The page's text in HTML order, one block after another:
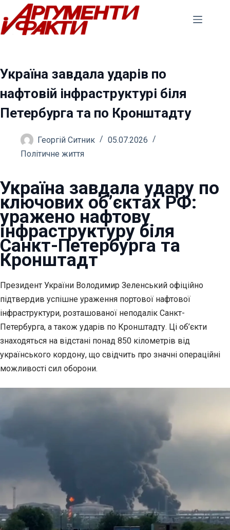
Перейти
до
вмісту
Україна завдала ударів по
нафтовій інфраструктурі біля
Петербурга та по Кронштадту
Георгій Ситник
05.07.2026
Політичне життя
Україна завдала удару по
ключових об’єктах РФ:
уражено нафтову
інфраструктуру біля
Санкт-Петербурга та
Кронштадт
Президент України Володимир Зеленський офіційно
підтвердив успішне ураження портової нафтової
інфраструктури, розташованої неподалік Санкт-
Петербурга, а також ударів по Кронштадту. Ці об’єкти
знаходяться на відстані понад 850 кілометрів від
українського кордону, що свідчить про значні операційні
можливості сил оборони.